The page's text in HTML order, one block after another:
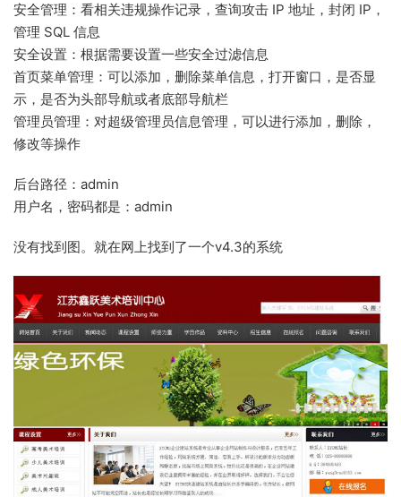
安全管理：看相关违规操作记录，查询攻击 IP 地址，封闭 IP，
管理 SQL 信息
安全设置：根据需要设置一些安全过滤信息
首页菜单管理：可以添加，删除菜单信息，打开窗口，是否显
示，是否为头部导航或者底部导航栏
管理员管理：对超级管理员信息管理，可以进行添加，删除，
修改等操作
后台路径：admin
用户名，密码都是：admin
没有找到图。就在网上找到了一个v4.3的系统